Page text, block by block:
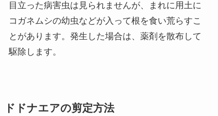
目立った病害虫は見られませんが、まれに用土に
コガネムシの幼虫などが入って根を食い荒らすこ
とがあります。発生した場合は、薬剤を散布して
駆除します。
ドドナエアの剪定方法